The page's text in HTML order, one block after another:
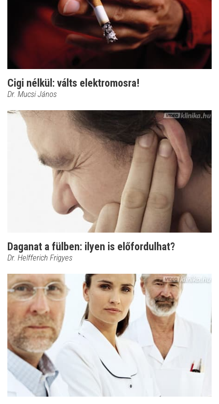
Cigi nélkül: válts elektromosra!
Dr. Mucsi János
Daganat a fülben: ilyen is előfordulhat?
Dr. Helfferich Frigyes